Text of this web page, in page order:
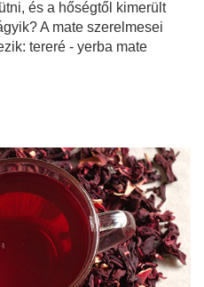
szín, végtelen